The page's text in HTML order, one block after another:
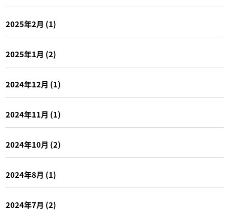
2025年2月 (1)
2025年1月 (2)
2024年12月 (1)
2024年11月 (1)
2024年10月 (2)
2024年8月 (1)
2024年7月 (2)